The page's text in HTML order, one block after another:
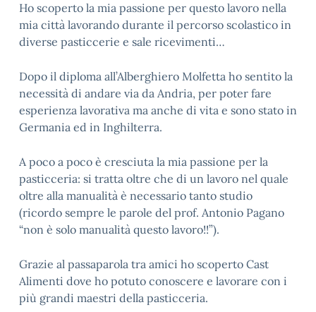
Ho scoperto la mia passione per questo lavoro nella
mia città lavorando durante il percorso scolastico in
diverse pasticcerie e sale ricevimenti…
Dopo il diploma all’Alberghiero Molfetta ho sentito la
necessità di andare via da Andria, per poter fare
esperienza lavorativa ma anche di vita e sono stato in
Germania ed in Inghilterra.
A poco a poco è cresciuta la mia passione per la
pasticceria: si tratta oltre che di un lavoro nel quale
oltre alla manualità è necessario tanto studio
(ricordo sempre le parole del prof. Antonio Pagano
“non è solo manualità questo lavoro!!”).
Grazie al passaparola tra amici ho scoperto Cast
Alimenti dove ho potuto conoscere e lavorare con i
più grandi maestri della pasticceria.